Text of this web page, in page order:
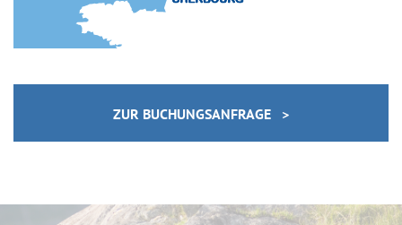
ZUR BUCHUNGSANFRAGE >